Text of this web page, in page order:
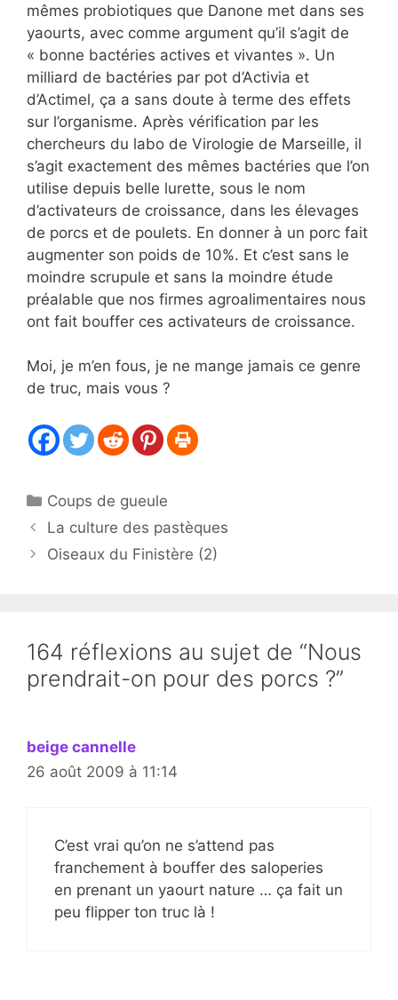
mêmes probiotiques que Danone met dans ses
yaourts, avec comme argument qu’il s’agit de
« bonne bactéries actives et vivantes ». Un
milliard de bactéries par pot d’Activia et
d’Actimel, ça a sans doute à terme des effets
sur l’organisme. Après vérification par les
chercheurs du labo de Virologie de Marseille, il
s’agit exactement des mêmes bactéries que l’on
utilise depuis belle lurette, sous le nom
d’activateurs de croissance, dans les élevages
de porcs et de poulets. En donner à un porc fait
augmenter son poids de 10%. Et c’est sans le
moindre scrupule et sans la moindre étude
préalable que nos firmes agroalimentaires nous
ont fait bouffer ces activateurs de croissance.
Moi, je m’en fous, je ne mange jamais ce genre
de truc, mais vous ?
Catégories
Coups de gueule
La culture des pastèques
Oiseaux du Finistère (2)
164 réflexions au sujet de “Nous
prendrait-on pour des porcs ?”
beige cannelle
26 août 2009 à 11:14
C’est vrai qu’on ne s’attend pas
franchement à bouffer des saloperies
en prenant un yaourt nature … ça fait un
peu flipper ton truc là !